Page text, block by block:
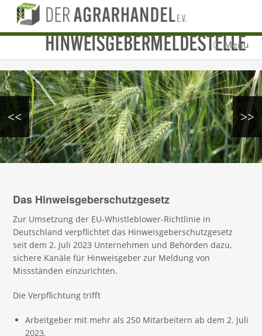
Menu
<< >>
Das Hinweisgeberschutzgesetz
Zur Umsetzung der EU-Whistleblower-Richtlinie in
Deutschland verpflichtet das Hinweisgeberschutzgesetz
seit dem 2. Juli 2023 Unternehmen und Behörden dazu,
sichere Kanäle für Hinweisgeber zur Meldung von
Missständen einzurichten.
Die Verpflichtung trifft
Arbeitgeber mit mehr als 250 Mitarbeitern ab dem 2. Juli
2023,